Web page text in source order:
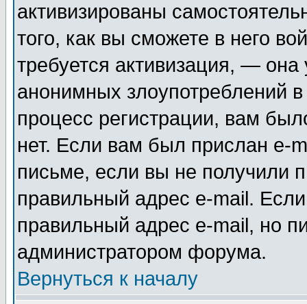
активизированы
того, как вы сможете в него
требуется активизация, —
анонимных злоупотреблений
процесс регистрации, вам
нет. Если вам был прислан e-
письме, если вы не получили
правильный адрес e-mail.
правильный адрес e-mail, но
администратором форума.
Вернуться к началу